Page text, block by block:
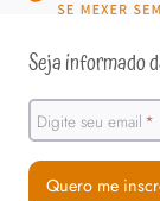
Seja informado
Digite seu email *
Quero me